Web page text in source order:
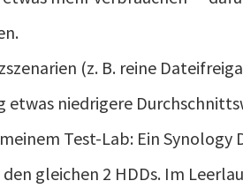
(z. B. reine
etwas niedrigere
Test-Lab: Ein Synology
gleichen 2 HDDs. Im